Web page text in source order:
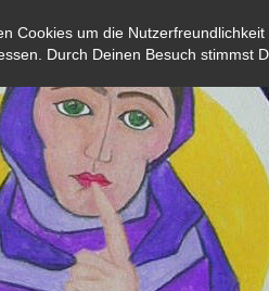
Cookies um die
Durch Deinen Besuch stimmst